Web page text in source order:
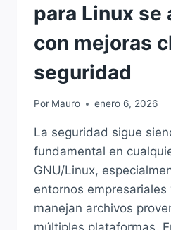
para Linux se
con mejoras
seguridad
Por Mauro enero 6, 2026
La seguridad sigue
fundamental en
GNU/Linux,
entornos empresariales
manejan archivos